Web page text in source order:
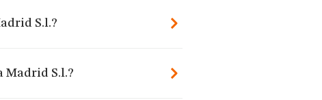
S.l.?
Madrid S.l.?